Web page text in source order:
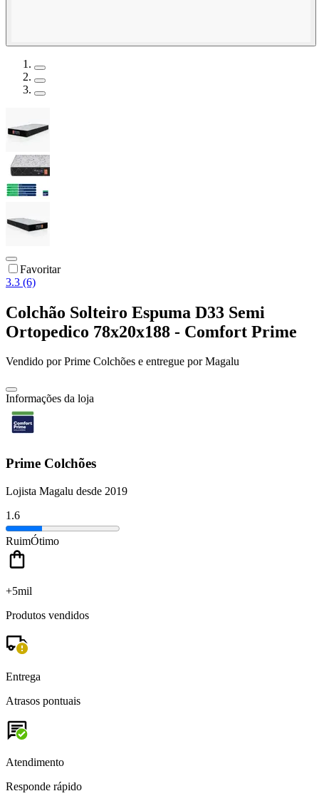
Favoritar
3.3 (6)
Colchão Solteiro Espuma D33 Semi
Ortopedico 78x20x188 - Comfort Prime
Vendido porPrime Colchões e entregue por Magalu
Informações da loja
Prime Colchões
Lojista Magalu desde 2019
1.6
RuimÓtimo
+5mil
Produtos vendidos
Entrega
Atrasos pontuais
Atendimento
Responde rápido